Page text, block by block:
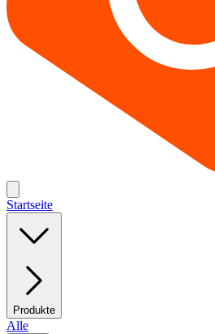
Startseite
Produkte
Alle